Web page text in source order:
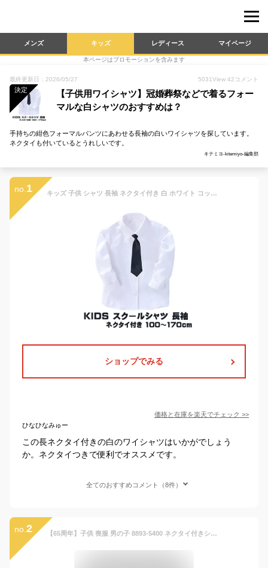
メンズ キッズ レディース マイページ
本ページはプロモーションを含みます
最終更新日：2026/05/27 5031View 42 コメント
決定
【子供用ワイシャツ】冠婚葬祭などで着るフォー
マルな白シャツのおすすめは？
手持ちの紺色フォーマルパンツにあわせる長袖の白いワイシャツを探しています。
ネクタイも付いているとうれしいです。
キテミヨ-kitemiyo-編集部
no. 1 キッズ 子供 シャツ 長袖 ネクタイ付き 白 ホワイト コットン オックス 入学式 男の子 入園式 卒園式 入学式 ワイシャツ 発表会 フォーマル 結婚式 法事 喪服 卒業式 七五三 Yシャツ 90cm 100cm 110cm 120cm 130cm 140cm 150cm 160 170cm 入学準備 制服
ショップでみる
価格と在庫を楽天でチェック >>
ひなひなみゅー
この長ネクタイ付きの白のワイシャツはいかがでしょう
か。ネクタイつきで便利でオススメです。
全てのおすすめコメント（8件）
no. 2 【65周年】子供 喪服 男の子 8893-5400 ネクタイ付きシャツ 長袖/キッズ 100 110 120 130cm CHOPIN/ショパン[フォーマル Yシャツ 小学校 受験 葬式 冠婚葬祭 法事 結婚式 発表会 合唱コンクール 衣装 白 ホワイト 無地 制服]